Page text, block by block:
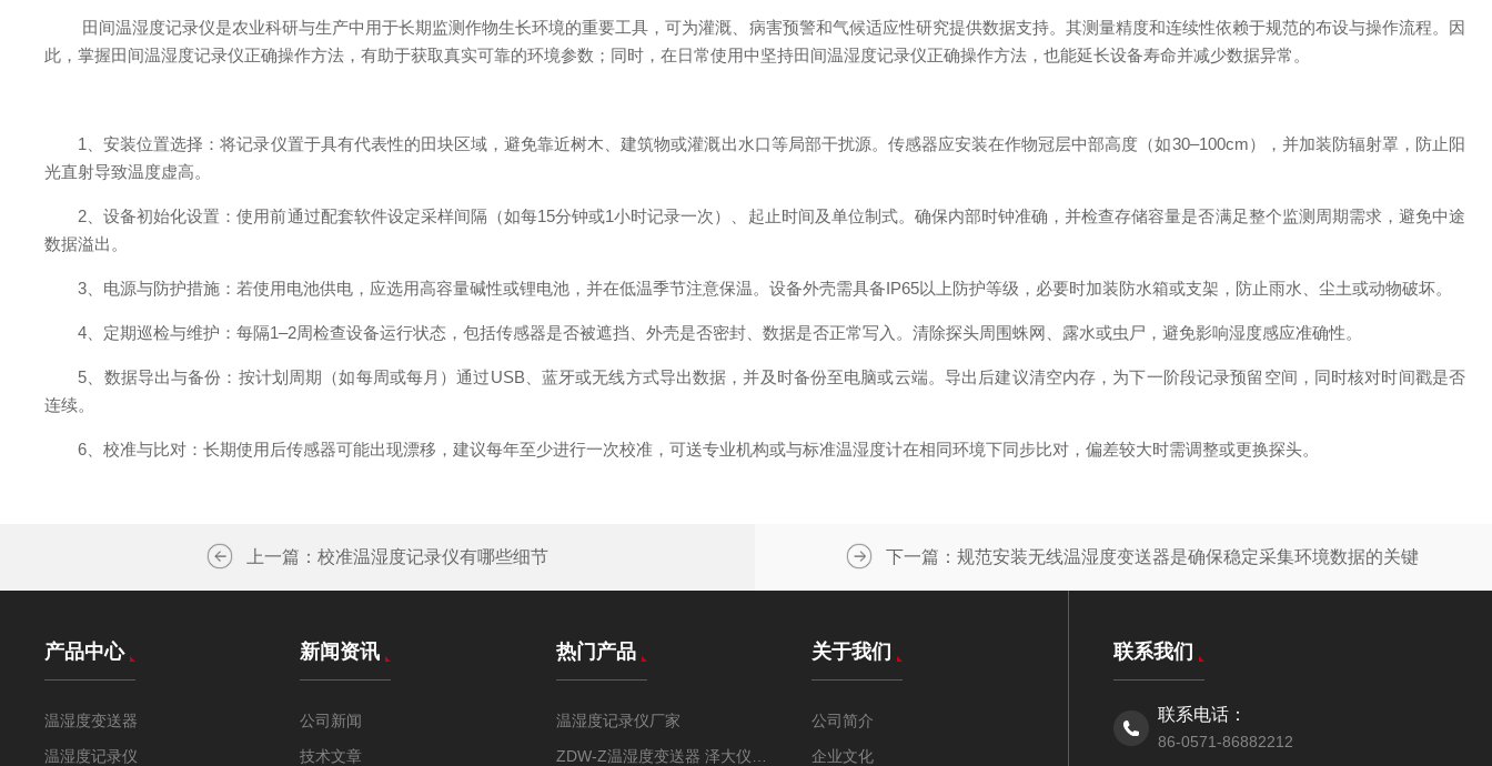
田间温湿度记录仪是农业科研与生产中用于长期监测作物生长环境的重要工具，可为灌溉、病害预警和气候适应性研究提供数据支持。其测量精度和连续性依赖于规范的布设与操作流程。因
此，掌握田间温湿度记录仪正确操作方法，有助于获取真实可靠的环境参数；同时，在日常使用中坚持田间温湿度记录仪正确操作方法，也能延长设备寿命并减少数据异常。
1、安装位置选择：将记录仪置于具有代表性的田块区域，避免靠近树木、建筑物或灌溉出水口等局部干扰源。传感器应安装在作物冠层中部高度（如30–100cm），并加装防辐射罩，防止阳
光直射导致温度虚高。
2、设备初始化设置：使用前通过配套软件设定采样间隔（如每15分钟或1小时记录一次）、起止时间及单位制式。确保内部时钟准确，并检查存储容量是否满足整个监测周期需求，避免中途
数据溢出。
3、电源与防护措施：若使用电池供电，应选用高容量碱性或锂电池，并在低温季节注意保温。设备外壳需具备IP65以上防护等级，必要时加装防水箱或支架，防止雨水、尘土或动物破坏。
4、定期巡检与维护：每隔1–2周检查设备运行状态，包括传感器是否被遮挡、外壳是否密封、数据是否正常写入。清除探头周围蛛网、露水或虫尸，避免影响湿度感应准确性。
5、数据导出与备份：按计划周期（如每周或每月）通过USB、蓝牙或无线方式导出数据，并及时备份至电脑或云端。导出后建议清空内存，为下一阶段记录预留空间，同时核对时间戳是否
连续。
6、校准与比对：长期使用后传感器可能出现漂移，建议每年至少进行一次校准，可送专业机构或与标准温湿度计在相同环境下同步比对，偏差较大时需调整或更换探头。
上一篇： 校准温湿度记录仪有哪些细节 下一篇： 规范安装无线温湿度变送器是确保稳定采集环境数据的关键
联系我们
联系电话：
86-0571-86882212
产品中心
温湿度变送器
温湿度记录仪
新闻资讯
公司新闻
技术文章
热门产品
温湿度记录仪厂家
关于我们
公司简介
企业文化